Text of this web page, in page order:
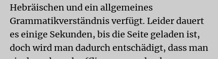
Hebräischen und ein allgemeines
Grammatikverständnis verfügt. Leider dauert
es einige Sekunden, bis die Seite geladen ist,
doch wird man dadurch entschädigt, dass man